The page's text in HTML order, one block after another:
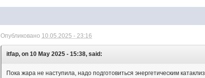
Опубликовано 10.05.2025 - 23:16
itfap, on 10 May 2025 - 15:38, said:
Пока жара не наступила, надо подготовиться энергетическим